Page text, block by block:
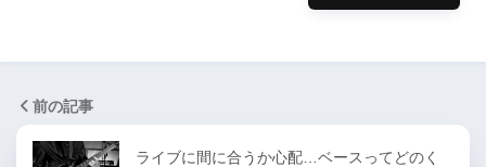
前の記事
ライブに間に合うか心配…ベースってどのく